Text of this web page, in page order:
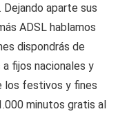
aparte sus
ADSL hablamos
dispondrás de
fijos nacionales y
los festivos y fines
minutos gratis al